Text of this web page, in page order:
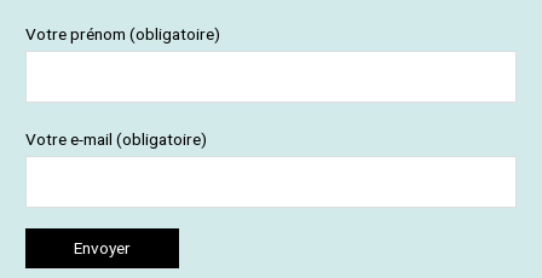
Votre prénom (obligatoire)
Votre e-mail (obligatoire)